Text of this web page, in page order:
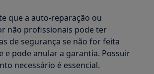
que a auto-reparação ou
não profissionais pode ter
de segurança se não for feita
e pode anular a garantia. Possuir
necessário é essencial.